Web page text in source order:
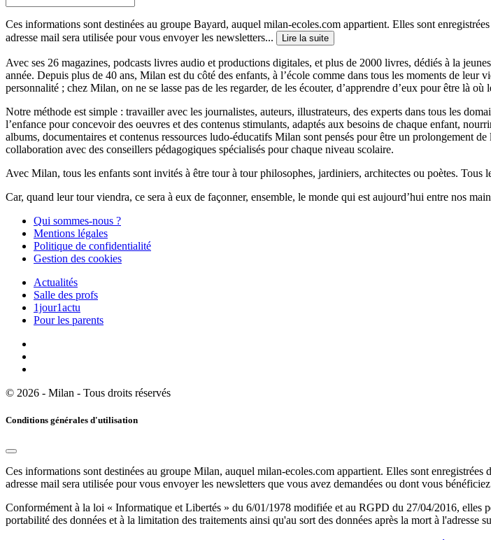
Ces informations sont destinées au groupe Bayard, auquel milan-ecoles.com appartient. Elles sont
adresse mail sera utilisée pour vous envoyer les newsletters...
Lire la suite
Avec ses 26 magazines, podcasts livres audio et productions digitales, et plus de 2000 livres, dédiés à la
année. Depuis plus de 40 ans, Milan est du côté des enfants, à l’école comme dans tous les moments de
personnalité ; chez Milan, on ne se lasse pas de les regarder, de les écouter, d’apprendre d’eux pour être là où
Notre méthode est simple : travailler avec les journalistes, auteurs, illustrateurs, des experts dans tous les
l’enfance pour concevoir des oeuvres et des contenus stimulants, adaptés aux besoins de chaque enfant,
albums, documentaires et contenus ressources ludo-éducatifs Milan sont pensés pour être un prolongement
collaboration avec des conseillers pédagogiques spécialisés pour chaque niveau scolaire.
Avec Milan, tous les enfants sont invités à être tour à tour philosophes, jardiniers, architectes ou poètes. Tous
Car, quand leur tour viendra, ce sera à eux de façonner, ensemble, le monde qui est aujourd’hui entre nos
Qui sommes-nous ?
Mentions légales
Politique de confidentialité
Gestion des cookies
Actualités
Salle des profs
1jour1actu
Pour les parents
© 2026 - Milan - Tous droits réservés
Conditions générales d'utilisation
Ces informations sont destinées au groupe Milan, auquel milan-ecoles.com appartient. Elles sont
adresse mail sera utilisée pour vous envoyer les newsletters que vous avez demandées ou dont vous
Conformément à la loi « Informatique et Libertés » du 6/01/1978 modifiée et au RGPD du 27/04/2016,
portabilité des données et à la limitation des traitements ainsi qu'au sort des données après la mort à l'adresse